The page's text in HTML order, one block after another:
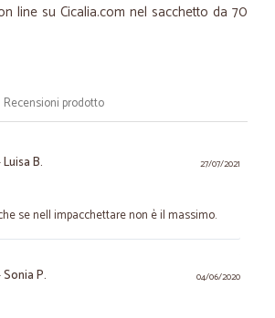
line su Cicalia.com nel sacchetto da 70
Recensioni prodotto
27/07/2021
Luisa B.
se nell impacchettare non è il massimo.
04/06/2020
Sonia P.